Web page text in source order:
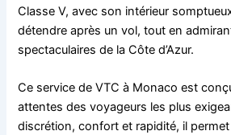
Classe V, avec son intérieur
détendre après un vol, tout en
spectaculaires de la Côte d’Azur.
Ce service de VTC à Monaco est
attentes des voyageurs les plus
discrétion, confort et rapidité, il